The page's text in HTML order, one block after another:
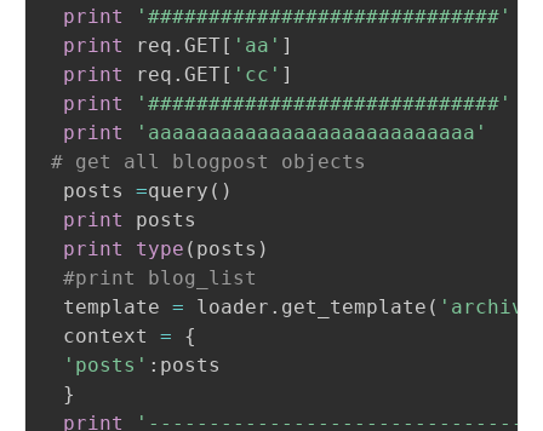
print
'#############################'
print
req . GET[ 'aa' ]
print
req . GET[ 'cc' ]
print
'#############################'
print
'aaaaaaaaaaaaaaaaaaaaaaaaaaa'
# get all blogpost objects
posts =query ( )
print
posts
print
type ( posts )
#print blog_list
template = loader . get_template (
context = {
'posts' :posts
}
print